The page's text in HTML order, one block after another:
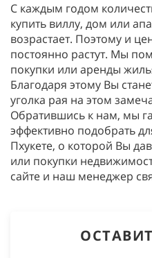
С каждым годом
купить виллу, дом или
возрастает. Поэтому и
постоянно растут. Мы
покупки или аренды
Благодаря этому Вы
уголка рая на этом
Обратившись к нам, мы
эффективно подобрать
Пхукете, о которой Вы
или покупки
сайте и наш менеджер